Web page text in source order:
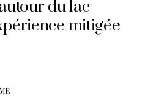
du lac
mitigée